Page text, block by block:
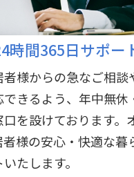
時間365日サポー
様からの急なご相談
きるよう、年中無休
を設けております。
様の安心・快適な暮
たします。